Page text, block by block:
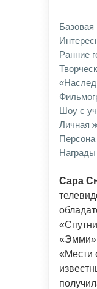
Ранние
Шоу с
Личная
Персона
Награды
Сара
«Мести